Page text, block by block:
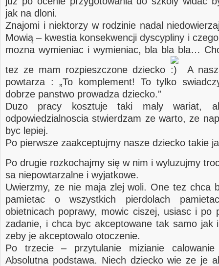
jak na dloni.
Znajomi i niektorzy w rodzinie nadal
Mowią – kwestia konsekwencji dyscypliny i
mozna wymieniac i wymieniac, bla bla bla…
tez ze mam rozpieszczone dziecko
A
powtarza : „To komplement! To tylko
dobrze panstwo prowadza dziecko.”
Duzo pracy kosztuje taki maly wariat,
odpowiedzialnoscia stwierdzam ze warto, ze
byc lepiej.
Po pierwsze zaakceptujmy nasze dziecko takie
Po drugie rozkochajmy się w nim i wyluzujmy
sa niepowtarzalne i wyjatkowe.
Uwierzmy, ze nie maja zlej woli. One tez chca
pamietac o wszystkich pierdolach
obietnicach poprawy, mowic ciszej, usiasc i po
zadanie, i chca byc akceptowane tak samo jak
zeby je akceptowalo otoczenie.
Po trzecie – przytulanie mizianie
Absolutna podstawa. Niech dziecko wie ze je